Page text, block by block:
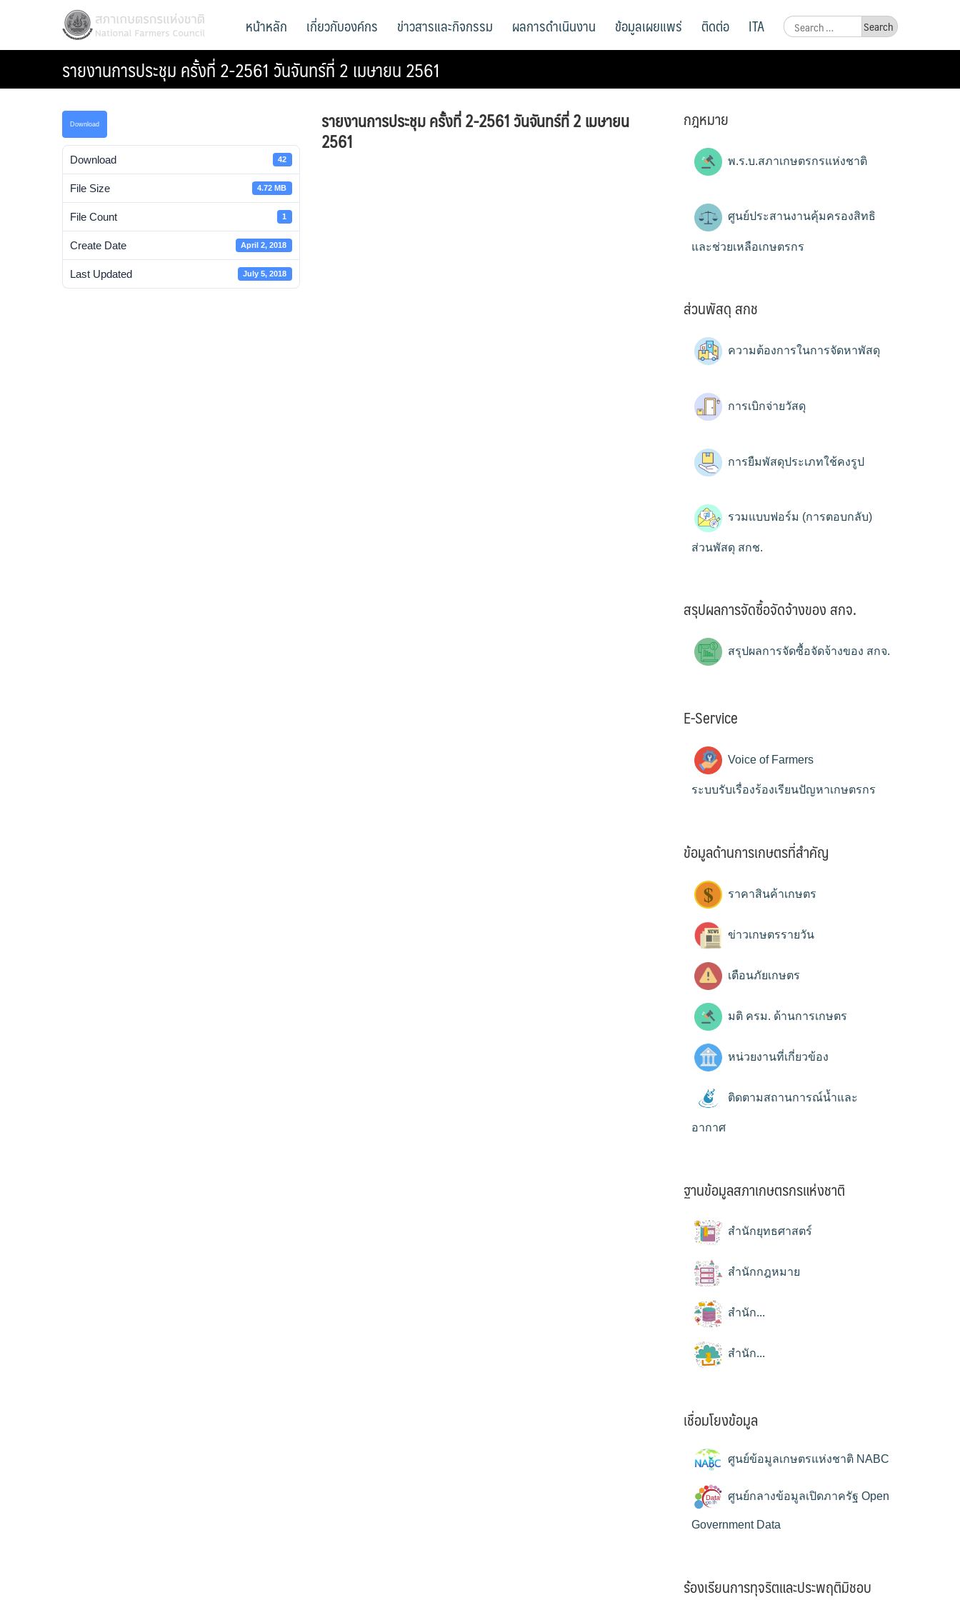
สภาเกษตรกรแห่งชาติ
National Farmers Council
Search
for:
หน้าหลัก เกี่ยวกับองค์กร ข่าวสารและกิจกรรม ผลการดำเนินงาน ข้อมูลเผยแพร่ ติดต่อ ITA
รายงานการประชุม ครั้งที่ 2-2561 วันจันทร์ที่ 2 เมษายน 2561
Download
Download 42
File Size 4.72 MB
File Count 1
Create Date April 2, 2018
Last Updated July 5, 2018
รายงานการประชุม ครั้งที่ 2-2561 วันจันทร์ที่ 2 เมษายน
2561
กฎหมาย
พ.ร.บ.สภาเกษตรกรแห่งชาติ
ศูนย์ประสานงานคุ้มครองสิทธิ
และช่วยเหลือเกษตรกร
ส่วนพัสดุ สกช
ความต้องการในการจัดหาพัสดุ
การเบิกจ่ายวัสดุ
การยืมพัสดุประเภทใช้คงรูป
รวมแบบฟอร์ม (การตอบกลับ)
ส่วนพัสดุ สกช.
สรุปผลการจัดซื้อจัดจ้างของ สกจ.
สรุปผลการจัดซื้อจัดจ้างของ สกจ.
E-Service
Voice of Farmers
ระบบรับเรื่องร้องเรียนปัญหาเกษตรกร
ข้อมูลด้านการเกษตรที่สำคัญ
ราคาสินค้าเกษตร
ข่าวเกษตรรายวัน
เตือนภัยเกษตร
มติ ครม. ด้านการเกษตร
หน่วยงานที่เกี่ยวข้อง
ติดตามสถานการณ์น้ำและ
อากาศ
ฐานข้อมูลสภาเกษตรกรแห่งชาติ
สำนักยุทธศาสตร์
สำนักกฎหมาย
สำนัก...
สำนัก...
เชื่อมโยงข้อมูล
ศูนย์ข้อมูลเกษตรแห่งชาติ NABC
ศูนย์กลางข้อมูลเปิดภาครัฐ Open
Government Data
ร้องเรียนการทุจริตและประพฤติมิชอบ